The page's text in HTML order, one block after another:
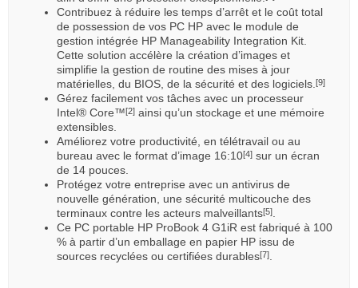
Contribuez à réduire les temps d’arrêt et le coût total
de possession de vos PC HP avec le module de
gestion intégrée HP Manageability Integration Kit.
Cette solution accélère la création d’images et
simplifie la gestion de routine des mises à jour
matérielles, du BIOS, de la sécurité et des logiciels. [9]
Gérez facilement vos tâches avec un processeur
Intel® Core™[2] ainsi qu’un stockage et une mémoire
extensibles.
Améliorez votre productivité, en télétravail ou au
bureau avec le format d’image 16:10[4] sur un écran
de 14 pouces.
Protégez votre entreprise avec un antivirus de
nouvelle génération, une sécurité multicouche des
terminaux contre les acteurs malveillants[5]
Ce PC portable HP ProBook 4 G1iR est fabriqué à 100
% à partir d’un emballage en papier HP issu de
sources recyclées ou certifiées durables[7]